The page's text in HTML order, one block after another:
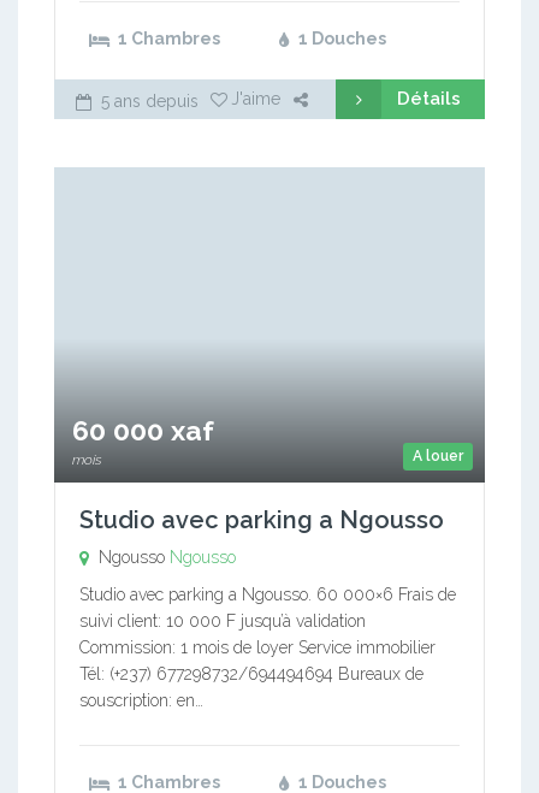
1 Chambres 1 Douches
5 ans depuis J'aime Détails
A louer
60 000 xaf
mois
Studio avec parking a Ngousso
Ngousso Ngousso
Studio avec parking a Ngousso. 60 000×6 Frais de
suivi client: 10 000 F jusqu’à validation
Commission: 1 mois de loyer Service immobilier
Tél: (+237) 677298732/694494694 Bureaux de
souscription: en…
1 Chambres 1 Douches